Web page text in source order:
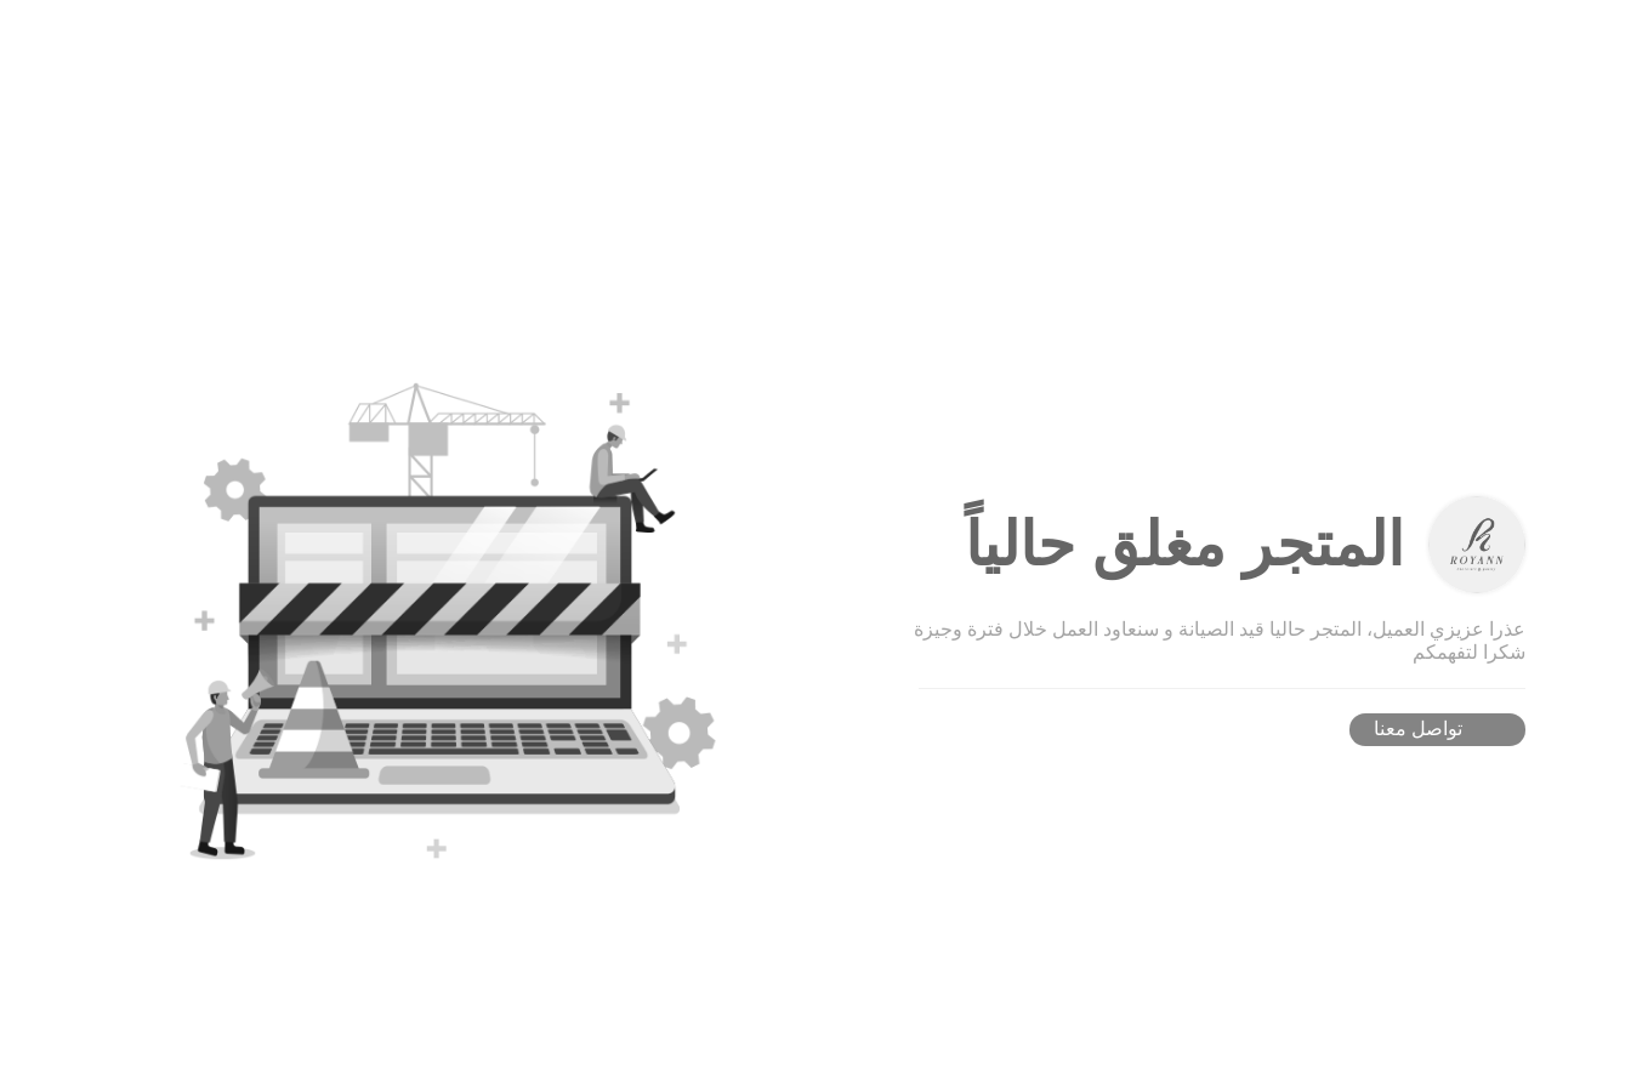
المتجر مغلق حالياً
عذرا عزيزي العميل، المتجر حاليا قيد الصيانة و سنعاود العمل خلال فترة وجيزة
شكرا لتفهمكم
تواصل معنا